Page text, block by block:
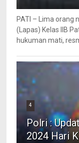
PATI – Lima orang
(Lapas) Kelas IIB
hukuman mati,
4
Polri :
2024 Hari